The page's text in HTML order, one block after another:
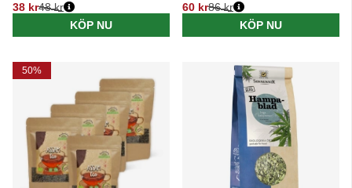
38 kr
Ordinarie pris:
48 kr
KÖP NU
60 kr
Ordinarie pris:
86 kr
KÖP NU
50%